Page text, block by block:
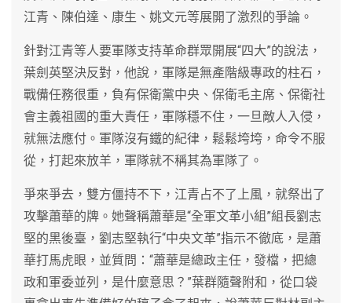
江青、陳伯達、康生、姚文元等展開了激烈的爭論。
針對江青等人要軍隊支持革命群眾開展“四大”的說法，
葉劍英堅決反對，他說，軍隊是無產階級專政的柱石，
戰備任務很重，負有保衛黨中央、保衛毛主席、保衛社
會主義祖國的重大責任，軍隊穩不住，一旦敵人入侵，
就無法應付。軍隊沒有鐵的紀律，鬆鬆垮垮，命令不服
從，打起來放羊，軍隊就不稱其為軍隊了。
爭來爭去，雙方僵持不下，江青占不了上風，就祭出了
攻擊蕭華的牌。她聲稱蕭華是“全軍文革小組”組長劉志
堅的黑後臺，劉志堅執行“中央文革”指示不徹底，是蕭
華打馬虎眼，並質問：“蕭華是總政主任，發檔，把總
政和軍委並列，是什麼意思？”葉群隨聲附和，從口袋